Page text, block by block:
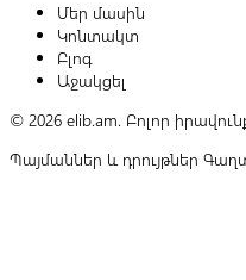
Մեր մասին
Կոնտակտ
Բլոգ
Աջակցել
© 2026 elib.am. Բոլոր
Պայմաններ և դրույթներ